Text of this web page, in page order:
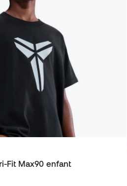
Fit Max90 enfant